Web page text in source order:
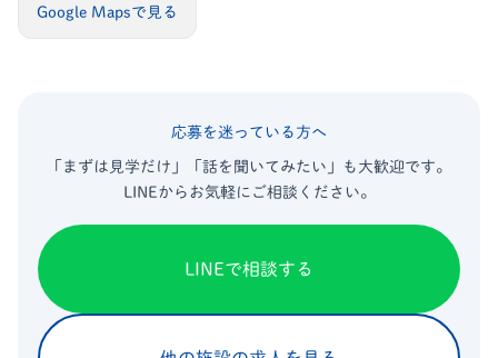
Google Mapsで見る
応募を迷っている方へ
「まずは見学だけ」「話を聞いてみたい」も大歓迎です。
LINEからお気軽にご相談ください。
LINEで相談する